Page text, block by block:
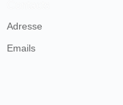
Adresse
Emails